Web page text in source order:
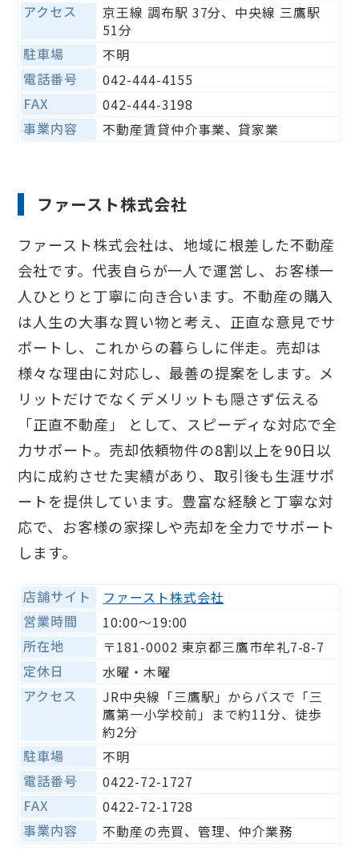
アクセス
京王線 調布駅 37分、中央線 三鷹駅
51分
駐車場
不明
電話番号
042-444-4155
FAX
042-444-3198
事業内容
不動産賃貸仲介事業、貸家業
ファースト株式会社
ファースト株式会社は、地域に根差した不動産
会社です。代表自らが一人で運営し、お客様一
人ひとりと丁寧に向き合います。不動産の購入
は人生の大事な買い物と考え、正直な意見でサ
ポートし、これからの暮らしに伴走。売却は
様々な理由に対応し、最善の提案をします。メ
リットだけでなくデメリットも隠さず伝える
「正直不動産」 として、スピーディな対応で全
力サポート。売却依頼物件の8割以上を90日以
内に成約させた実績があり、取引後も生涯サポ
ートを提供しています。豊富な経験と丁寧な対
応で、お客様の家探しや売却を全力でサポート
します。
店舗サイト
ファースト株式会社
営業時間
10:00〜19:00
所在地
〒181-0002 東京都三鷹市牟礼7-8-7
定休日
水曜・木曜
アクセス
JR中央線「三鷹駅」からバスで「三
鷹第一小学校前」まで約11分、徒歩
約2分
駐車場
不明
電話番号
0422-72-1727
FAX
0422-72-1728
事業内容
不動産の売買、管理、仲介業務